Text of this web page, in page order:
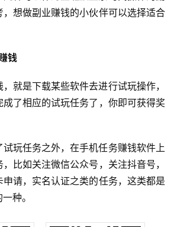
想做副业赚钱的小伙伴可以选择适合
钱
就是下载某些软件去进行试玩操作，
了相应的试玩任务了，你即可获得奖
玩任务之外，在手机任务赚钱软件上
比如关注微信公众号，关注抖音号，
申请，实名认证之类的任务，这类都是
种。